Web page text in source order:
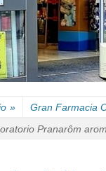
» Gran Farmacia
Pranarôm